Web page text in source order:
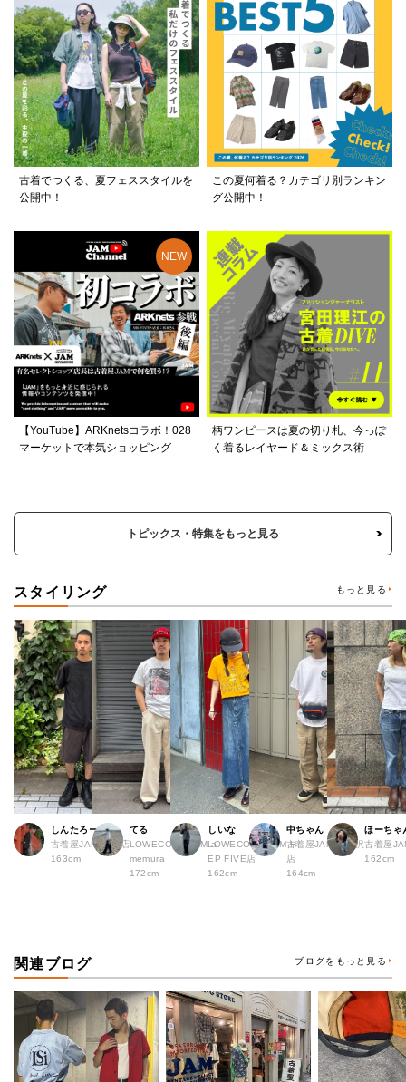
古着でつくる、夏フェススタイルを
公開中！
この夏何着る？カテゴリ別ランキン
グ公開中！
【YouTube】ARKnetsコラボ！028
マーケットで本気ショッピング
柄ワンピースは夏の切り札、今っぽ
く着るレイヤード＆ミックス術
トピックス・特集をもっと見る
スタイリング もっと見る
しんたろー
古着屋JAM 仙台店
163cm
てる
LOWECO by JAM a
memura
172cm
しいな
LOWECO by JAM H
EP FIVE店
162cm
中ちゃん
古着屋JAM 下北沢
店
164cm
ほーちゃ
古着屋
162cm
関連ブログ ブログをもっと見る